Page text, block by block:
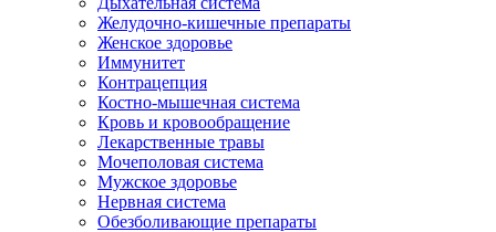
Желудочно-кишечные препараты
Женское здоровье
Иммунитет
Контрацепция
Костно-мышечная система
Кровь и кровообращение
Лекарственные травы
Мочеполовая система
Мужское здоровье
Нервная система
Обезболивающие препараты